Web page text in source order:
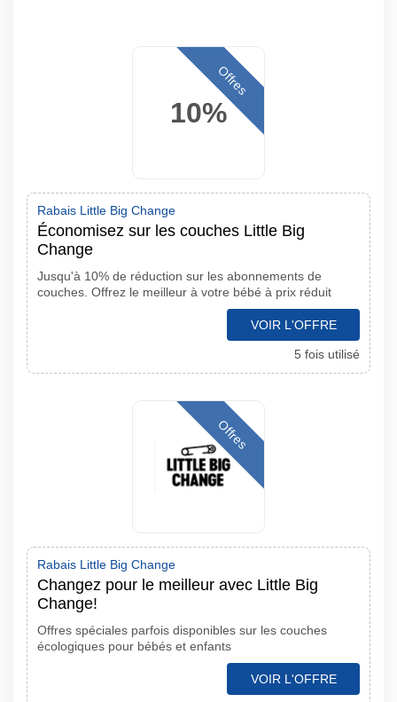
10%
Offres
Rabais Little Big Change
Économisez sur les couches Little Big
Change
Jusqu'à 10% de réduction sur les abonnements de
couches. Offrez le meilleur à votre bébé à prix réduit
VOIR L'OFFRE
5 fois utilisé
Offres
Rabais Little Big Change
Changez pour le meilleur avec Little Big
Change!
Offres spéciales parfois disponibles sur les couches
écologiques pour bébés et enfants
VOIR L'OFFRE